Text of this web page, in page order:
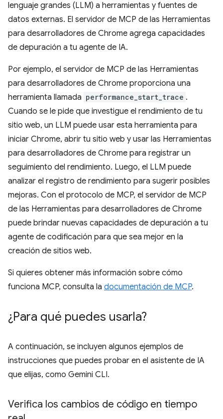
lenguaje grandes (LLM) a herramientas y fuentes de
datos externas. El servidor de MCP de las Herramientas
para desarrolladores de Chrome agrega capacidades
de depuración a tu agente de IA.
Por ejemplo, el servidor de MCP de las Herramientas
para desarrolladores de Chrome proporciona una
herramienta llamada performance_start_trace .
Cuando se le pide que investigue el rendimiento de tu
sitio web, un LLM puede usar esta herramienta para
iniciar Chrome, abrir tu sitio web y usar las Herramientas
para desarrolladores de Chrome para registrar un
seguimiento del rendimiento. Luego, el LLM puede
analizar el registro de rendimiento para sugerir posibles
mejoras. Con el protocolo de MCP, el servidor de MCP
de las Herramientas para desarrolladores de Chrome
puede brindar nuevas capacidades de depuración a tu
agente de codificación para que sea mejor en la
creación de sitios web.
Si quieres obtener más información sobre cómo
funciona MCP, consulta la documentación de MCP.
¿Para qué puedes usarla?
A continuación, se incluyen algunos ejemplos de
instrucciones que puedes probar en el asistente de IA
que elijas, como Gemini CLI.
Verifica los cambios de código en tiempo